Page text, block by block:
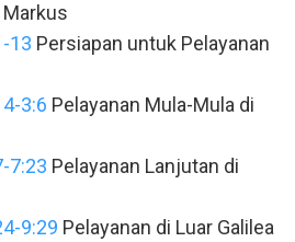
13 Persiapan untuk Pelayanan
3:6 Pelayanan Mula-Mula di
7:23 Pelayanan Lanjutan di
9:29 Pelayanan di Luar Galilea